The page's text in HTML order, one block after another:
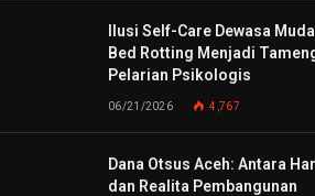
Ilusi Self-Care Dewasa
Bed Rotting Menjadi
Pelarian Psikologis
06/21/2026 4,767
Dana Otsus Aceh: Antara
dan Realita Pembangunan